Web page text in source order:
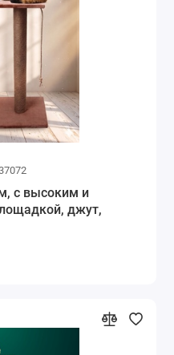
с высоким и
джут,